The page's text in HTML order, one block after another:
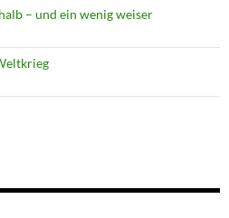
– und ein wenig weiser